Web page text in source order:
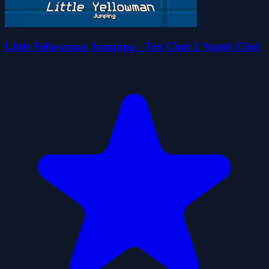
Little Yellowman Jumping - Trò Chơi 2 Người Chơi